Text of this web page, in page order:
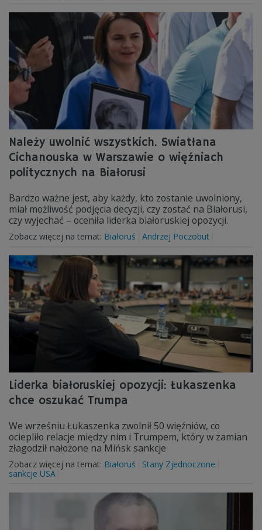
Należy uwolnić wszystkich. Swiatłana
Cichanouska w Warszawie o więźniach
politycznych na Białorusi
Bardzo ważne jest, aby każdy, kto zostanie uwolniony,
miał możliwość podjęcia decyzji, czy zostać na Białorusi,
czy wyjechać – oceniła liderka białoruskiej opozycji.
Zobacz więcej na temat: Białoruś Andrzej Poczobut
Liderka białoruskiej opozycji: Łukaszenka
chce oszukać Trumpa
We wrześniu Łukaszenka zwolnił 50 więźniów, co
ociepliło relacje między nim i Trumpem, który w zamian
złagodził nałożone na Mińsk sankcje
Zobacz więcej na temat: Białoruś
Stany Zjednoczone
sankcje USA